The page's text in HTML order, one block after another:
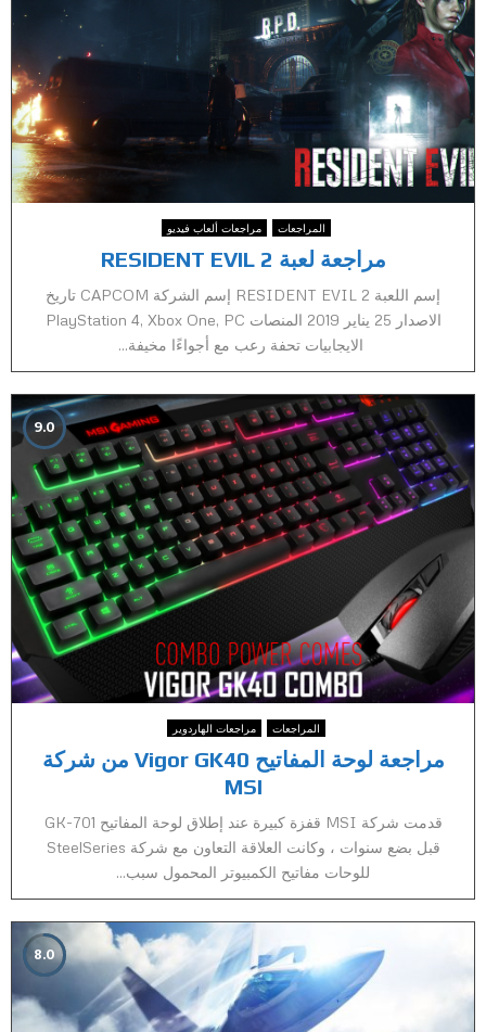
المراجعات مراجعات ألعاب فيديو
مراجعة لعبة RESIDENT EVIL 2
إسم اللعبة RESIDENT EVIL 2 إسم الشركة CAPCOM تاريخ
الاصدار 25 يناير 2019 المنصات PlayStation 4, Xbox One, PC
الايجابيات تحفة رعب مع أجواءًا مخيفة...
9.0
المراجعات مراجعات الهاردوير
مراجعة لوحة المفاتيح Vigor GK40 من شركة
MSI
قدمت شركة MSI قفزة كبيرة عند إطلاق لوحة المفاتيح GK-701
قبل بضع سنوات ، وكانت العلاقة التعاون مع شركة SteelSeries
للوحات مفاتيح الكمبيوتر المحمول سبب...
8.0